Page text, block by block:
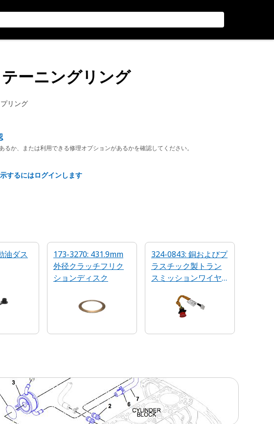
ーニングリング
リング
か、または利用できる修理オプションがあるかを確認してください。
するにはログインします
油ダス
173-3270: 431.9mm
外径クラッチフリク
ションディスク
324-0843: 銅およびプ
ラスチック製トラン
スミッションワイヤ